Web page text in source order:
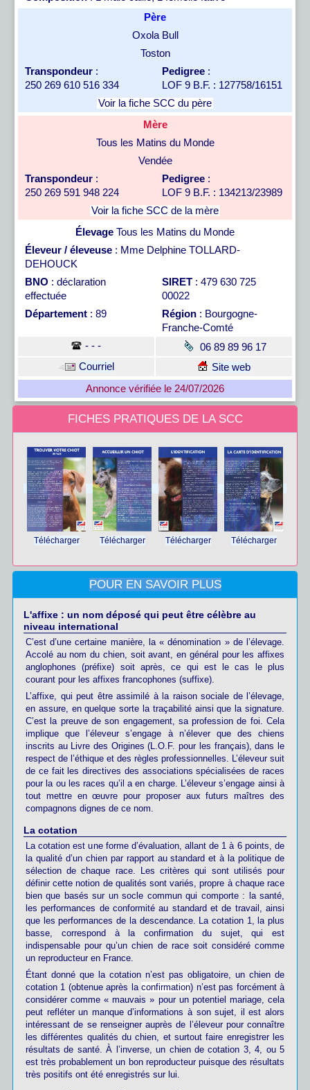
Père
Oxola Bull
Toston
Transpondeur :
250 269 610 516 334
Pedigree :
LOF 9 B.F. : 127758/16151
Voir la fiche SCC du père
Mère
Tous les Matins du Monde
Vendée
Transpondeur :
250 269 591 948 224
Pedigree :
LOF 9 B.F. : 134213/23989
Voir la fiche SCC de la mère
Élevage Tous les Matins du Monde
Éleveur / éleveuse : Mme Delphine TOLLARD-
DEHOUCK
BNO : déclaration
effectuée
SIRET : 479 630 725
00022
Département : 89 Région : Bourgogne-
Franche-Comté
- - -
06 89 89 96 17
Courriel
Site web
Annonce vérifiée le 24/07/2026
FICHES PRATIQUES DE LA SCC
Télécharger Télécharger Télécharger Télécharger
POUR EN SAVOIR PLUS
L'affixe : un nom déposé qui peut être célèbre au
niveau international
C’est d’une certaine manière, la « dénomination » de l’élevage.
Accolé au nom du chien, soit avant, en général pour les affixes
anglophones (préfixe) soit après, ce qui est le cas le plus
courant pour les affixes francophones (suffixe).
L’affixe, qui peut être assimilé à la raison sociale de l’élevage,
en assure, en quelque sorte la traçabilité ainsi que la signature.
C’est la preuve de son engagement, sa profession de foi. Cela
implique que l’éleveur s’engage à n’élever que des chiens
inscrits au Livre des Origines (L.O.F. pour les français), dans le
respect de l’éthique et des règles professionnelles. L’éleveur suit
de ce fait les directives des associations spécialisées de races
pour la ou les races qu’il a en charge. L’éleveur s’engage ainsi à
tout mettre en œuvre pour proposer aux futurs maîtres des
compagnons dignes de ce nom.
La cotation
La cotation est une forme d’évaluation, allant de 1 à 6 points, de
la qualité d’un chien par rapport au standard et à la politique de
sélection de chaque race. Les critères qui sont utilisés pour
définir cette notion de qualités sont variés, propre à chaque race
bien que basés sur un socle commun qui comporte : la santé,
les performances de conformité au standard et de travail, ainsi
que les performances de la descendance. La cotation 1, la plus
basse, correspond à la confirmation du sujet, qui est
indispensable pour qu’un chien de race soit considéré comme
un reproducteur en France.
Étant donné que la cotation n’est pas obligatoire, un chien de
cotation 1 (obtenue après laconfirmation) n’est pas forcément à
considérer comme « mauvais » pour un potentiel mariage, cela
peut refléter un manque d’informations à son sujet, il est alors
intéressant de se renseigner auprès de l’éleveur pour connaître
les différentes qualités du chien, et surtout faire enregistrer les
résultats de santé. À l’inverse, un chien de cotation 3, 4, ou 5
est très probablement un bon reproducteur puisque des résultats
très positifs ont été enregistrés sur lui.